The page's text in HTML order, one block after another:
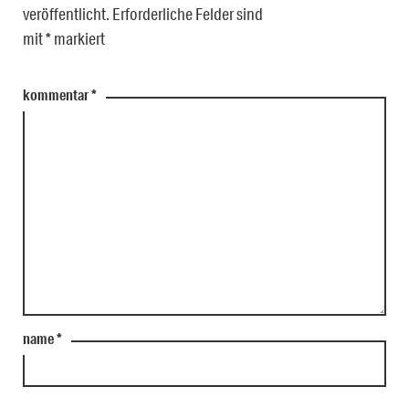
veröffentlicht. Erforderliche Felder sind
mit*markiert
kommentar*
name*